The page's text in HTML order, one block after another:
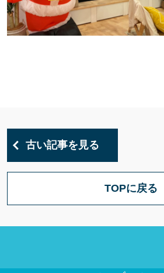
古い記事を見る
TOPに戻る